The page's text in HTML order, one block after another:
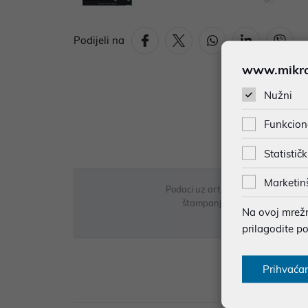
Podijeli na
Podaci uz artikle su prezentirani
štampanja te promjene u
Nužni
Na ovoj
prilagodite